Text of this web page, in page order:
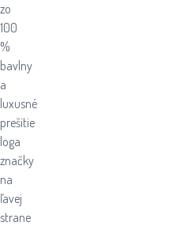
zo
100
%
bavlny
a
luxusné
prešitie
loga
značky
na
ľavej
strane